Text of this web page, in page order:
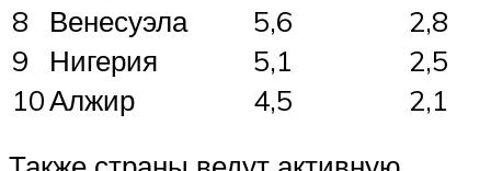
8 Венесуэла 5,6
2,8
9
Нигерия 5,1
2,5
10Алжир 4,5
2,1